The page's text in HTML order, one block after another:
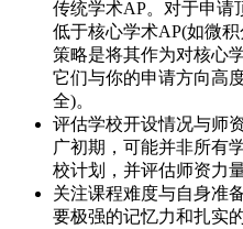
传统学术AP。对于申请
低于核心学术AP(如微
策略是将其作为对核心
它们与你的申请方向高
全)。
评估学校开设情况与师
广初期，可能并非所有
校计划，并评估师资力
关注课程难度与自身准
要极强的记忆力和扎实